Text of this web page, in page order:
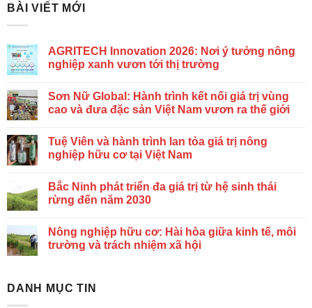
BÀI VIẾT MỚI
AGRITECH Innovation 2026: Nơi ý tưởng nông
nghiệp xanh vươn tới thị trường
Sơn Nữ Global: Hành trình kết nối giá trị vùng
cao và đưa đặc sản Việt Nam vươn ra thế giới
Tuệ Viên và hành trình lan tỏa giá trị nông
nghiệp hữu cơ tại Việt Nam
Bắc Ninh phát triển đa giá trị từ hệ sinh thái
rừng đến năm 2030
Nông nghiệp hữu cơ: Hài hòa giữa kinh tế, môi
trường và trách nhiệm xã hội
DANH MỤC TIN